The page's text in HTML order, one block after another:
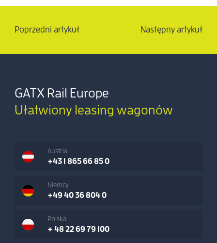
Poprzedni artykuł Następny artykuł
GATX Rail Europe
Ułatwiony leasing wagonów
Austria
+43 1 865 66 85 0
Niemcy
+49 40 36 804 0
Polska
+ 48 22 69 79 100